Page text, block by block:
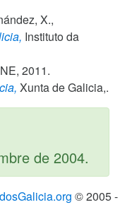
X.,
Instituto da
2011.
Xunta de Galicia,.
de 2004.
© 2005 -